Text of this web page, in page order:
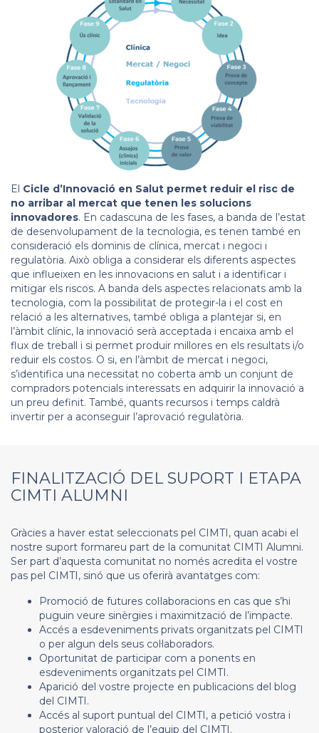
El Cicle d’Innovació en Salut permet reduir el risc de
no arribar al mercat que tenen les solucions
innovadores. En cadascuna de les fases, a banda de l’estat
de desenvolupament de la tecnologia, es tenen també en
consideració els dominis de clínica, mercat i negoci i
regulatòria. Això obliga a considerar els diferents aspectes
que influeixen en les innovacions en salut i a identificar i
mitigar els riscos. A banda dels aspectes relacionats amb la
tecnologia, com la possibilitat de protegir-la i el cost en
relació a les alternatives, també obliga a plantejar si, en
l’àmbit clínic, la innovació serà acceptada i encaixa amb el
flux de treball i si permet produir millores en els resultats i/o
reduir els costos. O si, en l’àmbit de mercat i negoci,
s’identifica una necessitat no coberta amb un conjunt de
compradors potencials interessats en adquirir la innovació a
un preu definit. També, quants recursos i temps caldrà
invertir per a aconseguir l’aprovació regulatòria.
FINALITZACIÓ DEL SUPORT I ETAPA
CIMTI ALUMNI
Gràcies a haver estat seleccionats pel CIMTI, quan acabi el
nostre suport formareu part de la comunitat CIMTI Alumni.
Ser part d’aquesta comunitat no només acredita el vostre
pas pel CIMTI, sinó que us oferirà avantatges com:
Promoció de futures col·laboracions en cas que s’hi
puguin veure sinèrgies i maximització de l’impacte.
Accés a esdeveniments privats organitzats pel CIMTI
o per algun dels seus col·laboradors.
Oportunitat de participar com a ponents en
esdeveniments organitzats pel CIMTI.
Aparició del vostre projecte en publicacions del blog
del CIMTI.
Accés al suport puntual del CIMTI, a petició vostra i
posterior valoració de l’equip del CIMTI.